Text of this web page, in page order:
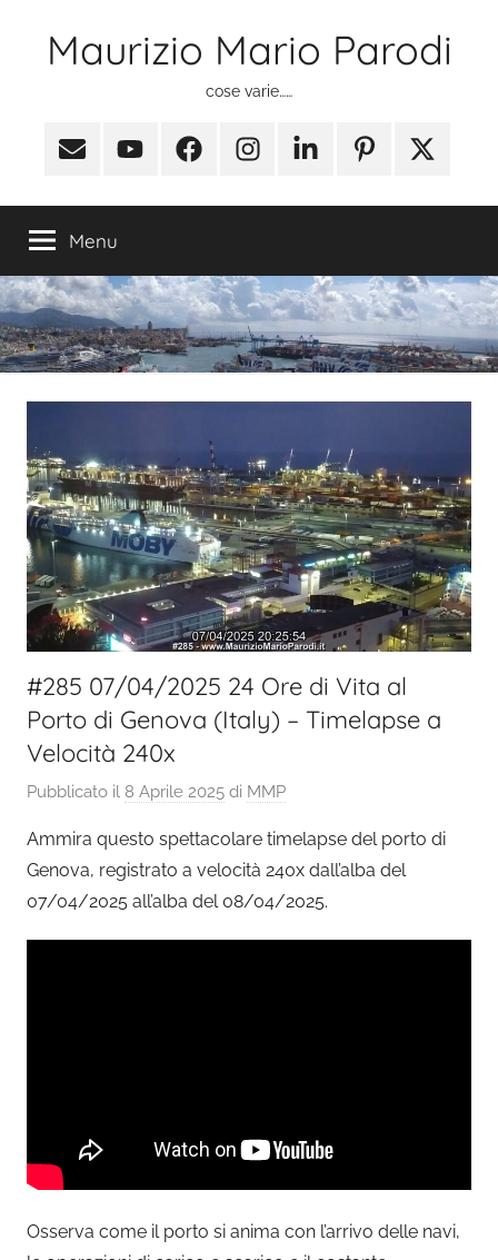
Maurizio Mario Parodi
cose varie……
Email YoutubeFacebookInstagramLinkedinPinterest
X
Twitter)
Menu
#285 07/04/2025 24 Ore di Vita al
Porto di Genova (Italy) – Timelapse a
Velocità 240x
Pubblicato il 8 Aprile 2025 di MMP
Ammira questo spettacolare timelapse del porto di
Genova, registrato a velocità 240x dall’alba del
07/04/2025 all’alba del 08/04/2025.
Osserva come il porto si anima con l’arrivo delle navi,